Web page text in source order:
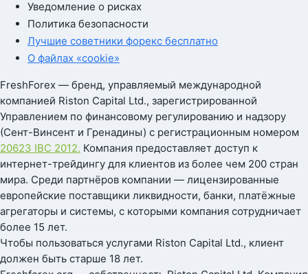
Уведомление о рисках
Политика безопасности
Лучшие советники форекс бесплатно
О файлах «cookie»
FreshForex — бренд, управляемый международной
компанией Riston Capital Ltd., зарегистрированной
Управлением по финансовому регулированию и надзору
(Сент-Винсент и Гренадины) с регистрационным номером
20623 IBC 2012. Компания предоставляет доступ к
интернет-трейдингу для клиентов из более чем 200 стран
мира. Среди партнёров компании — лицензированные
европейские поставщики ликвидности, банки, платёжные
агрегаторы и системы, с которыми компания сотрудничает
более 15 лет.
Чтобы пользоваться услугами Riston Capital Ltd., клиент
должен быть старше 18 лет.